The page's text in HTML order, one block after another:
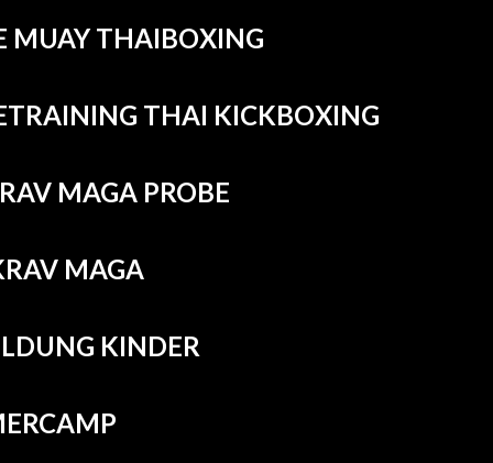
MUAY THAIBOXING
THAI KICKBOXING
MAGA PROBE
MAGA
KINDER